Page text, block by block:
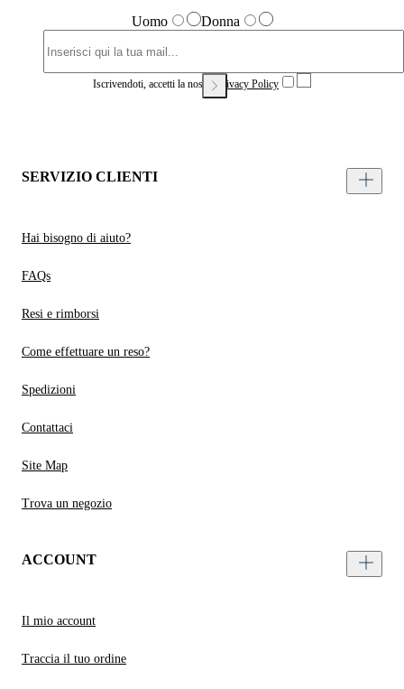
Uomo Donna
Iscrivendoti, accetti la nostraPrivacy Policy
SERVIZIO CLIENTI
Hai bisogno di aiuto?
FAQs
Resi e rimborsi
Come effettuare un reso?
Spedizioni
Contattaci
Site Map
Trova un negozio
ACCOUNT
Il mio account
Traccia il tuo ordine